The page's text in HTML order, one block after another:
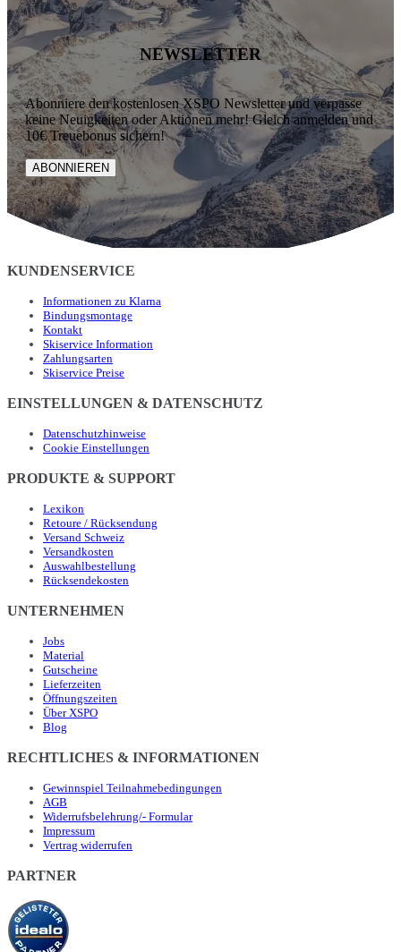
NEWSLETTER
Abonniere den kostenlosen XSPO Newsletter und verpasse
keine Neuigkeiten oder Aktionen mehr! Gleich anmelden und
10€ Treuebonus sichern!
ABONNIEREN
KUNDENSERVICE
Informationen zu Klarna
Bindungsmontage
Kontakt
Skiservice Information
Zahlungsarten
Skiservice Preise
EINSTELLUNGEN & DATENSCHUTZ
Datenschutzhinweise
Cookie Einstellungen
PRODUKTE & SUPPORT
Lexikon
Retoure / Rücksendung
Versand Schweiz
Versandkosten
Auswahlbestellung
Rücksendekosten
UNTERNEHMEN
Jobs
Material
Gutscheine
Lieferzeiten
Öffnungszeiten
Über XSPO
Blog
RECHTLICHES & INFORMATIONEN
Gewinnspiel Teilnahmebedingungen
AGB
Widerrufsbelehrung/- Formular
Impressum
Vertrag widerrufen
PARTNER